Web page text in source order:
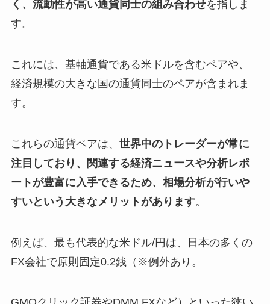
く、流動性が高い通貨同士の組み合わせを指しま
す。
これには、基軸通貨である米ドルを含むペアや、
経済規模の大きな国の通貨同士のペアが含まれま
す。
これらの通貨ペアは、 世界中のトレーダーが常に
注目しており、関連する経済ニュースや分析レポ
ートが豊富に入手できるため、相場分析が行いや
すいという大きなメリットがあります。
例えば、最も代表的な米ドル/円は、日本の多くの
FX会社で原則固定0.2銭（※例外あり。